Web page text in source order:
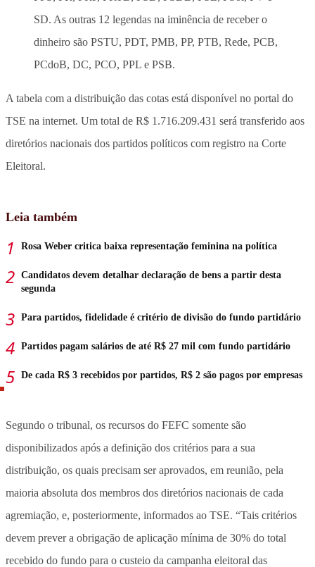
SD. As outras 12 legendas na iminência de receber o
dinheiro são PSTU, PDT, PMB, PP, PTB, Rede, PCB,
PCdoB, DC, PCO, PPL e PSB.
A tabela com a distribuição das cotas está disponível no portal do
TSE na internet. Um total de R$ 1.716.209.431 será transferido aos
diretórios nacionais dos partidos políticos com registro na Corte
Eleitoral.
Leia também
Rosa Weber critica baixa representação feminina na política
Candidatos devem detalhar declaração de bens a partir desta
segunda
Para partidos, fidelidade é critério de divisão do fundo partidário
Partidos pagam salários de até R$ 27 mil com fundo partidário
De cada R$ 3 recebidos por partidos, R$ 2 são pagos por empresas
Segundo o tribunal, os recursos do FEFC somente são
disponibilizados após a definição dos critérios para a sua
distribuição, os quais precisam ser aprovados, em reunião, pela
maioria absoluta dos membros dos diretórios nacionais de cada
agremiação, e, posteriormente, informados ao TSE. “Tais critérios
devem prever a obrigação de aplicação mínima de 30% do total
recebido do fundo para o custeio da campanha eleitoral das